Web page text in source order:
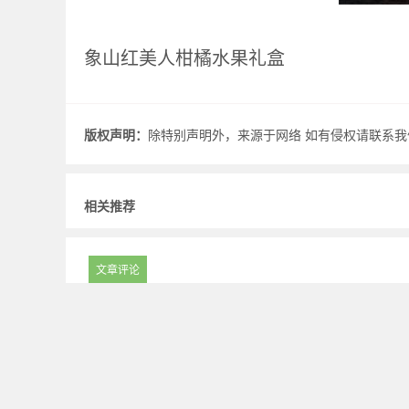
象山红美人柑橘水果礼盒
版权声明： 除特别声明外，来源于网络 如有侵权请联系
相关推荐
文章评论